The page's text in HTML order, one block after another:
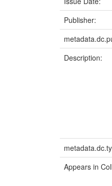
Publisher:
Description:
Appears in